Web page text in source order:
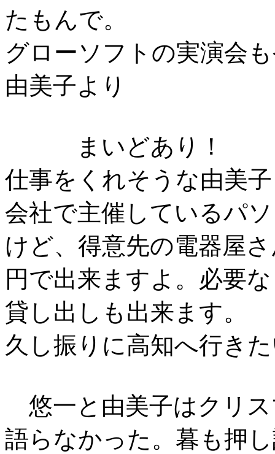
たもんで。
グローソフトの実演会
由美子より
まいどあり！
仕事をくれそうな由美
会社で主催しているパ
けど、得意先の電器屋
円で出来ますよ。必要
貸し出しも出来ます。
久し振りに高知へ行き
悠一と由美子はクリ
語らなかった。暮も押